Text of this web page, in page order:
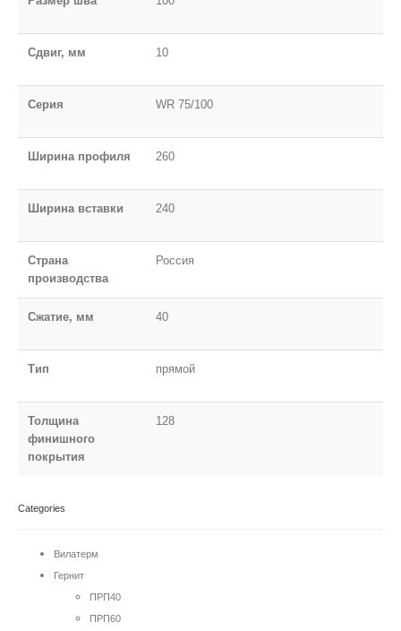
Сдвиг, мм 10
Серия WR 75/100
Ширина профиля 260
Ширина вставки 240
Страна
производства
Россия
Сжатие, мм 40
Тип прямой
Толщина
финишного
покрытия
128
Categories
Вилатерм
Гернит
ПРП40
ПРП60